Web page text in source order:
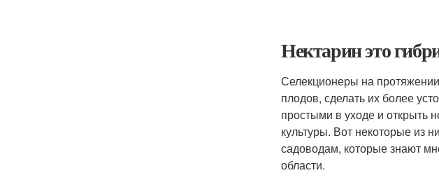
Нектарин это
Селекционеры на
плодов, сделать их более
простыми в уходе и открыть
культуры. Вот некоторые из
садоводам, которые знают
области.